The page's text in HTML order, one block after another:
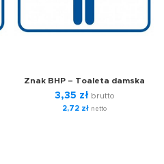
Znak BHP – Toaleta damska
3,35 zł brutto
2,72 złnetto